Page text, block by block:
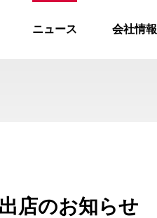
ニュース 会社情報
店のお知らせ